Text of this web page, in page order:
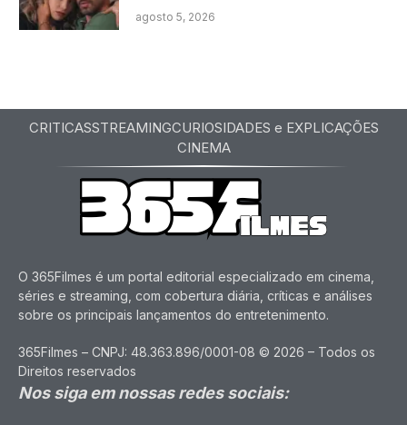
agosto 5, 2026
CRITICASSTREAMINGCURIOSIDADES e EXPLICAÇÕES
CINEMA
O 365Filmes é um portal editorial especializado em cinema,
séries e streaming, com cobertura diária, críticas e análises
sobre os principais lançamentos do entretenimento.
365Filmes – CNPJ: 48.363.896/0001-08 © 2026 – Todos os
Direitos reservados
Nos siga em nossas redes sociais: